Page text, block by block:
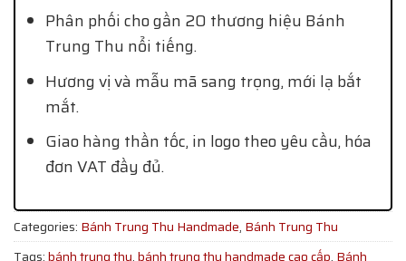
Phân phối cho gần 20 thương hiệu Bánh
Trung Thu nổi tiếng.
Hương vị và mẫu mã sang trọng, mới lạ bắt
mắt.
Giao hàng thần tốc, in logo theo yêu cầu, hóa
đơn VAT đầy đủ.
Categories: Bánh Trung Thu Handmade, Bánh Trung Thu
Tags:bánh trung thu,bánh trung thu handmade cao cấp, Bánh